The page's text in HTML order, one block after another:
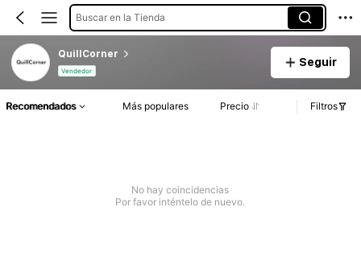
Buscar en la Tienda
QuillCorner
Vendedor
Seguir
Recomendados Más populares Precio Filtros
No hay coincidencias
Por favor inténtelo de nuevo.